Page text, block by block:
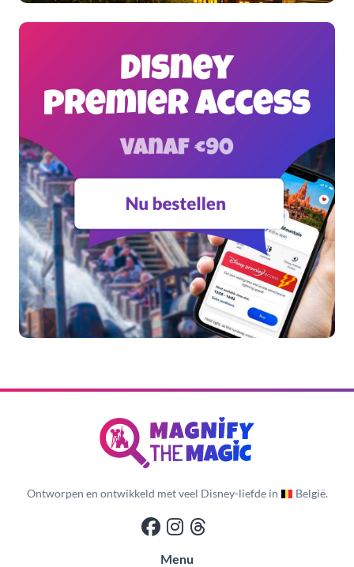
Ontworpen en ontwikkeld met veel Disney-liefde in België.
Menu